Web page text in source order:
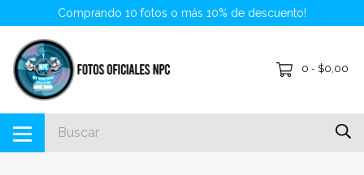
Comprando 10 fotos o más 10% de descuento!
0 - $0,00